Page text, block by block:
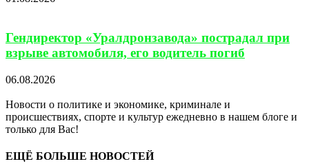
Гендиректор «Уралдронзавода» пострадал при
взрыве автомобиля, его водитель погиб
06.08.2026
Новости о политике и экономике, криминале и
происшествиях, спорте и культур ежедневно в нашем блоге и
только для Вас!
ЕЩЁ БОЛЬШЕ НОВОСТЕЙ